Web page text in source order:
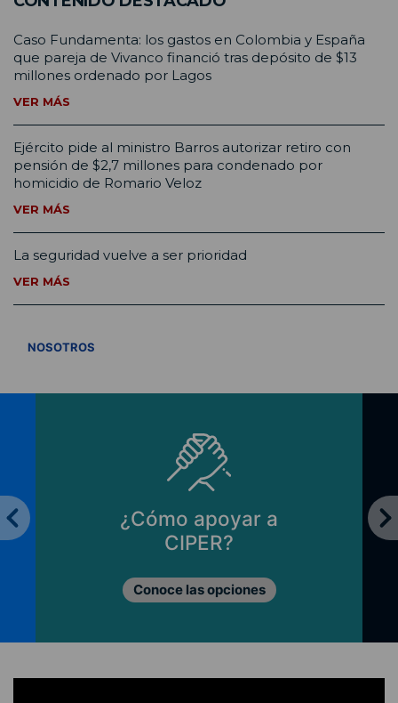
Caso Fundamenta: los gastos en Colombia y España
que pareja de Vivanco financió tras depósito de $13
millones ordenado por Lagos
VER MÁS
Ejército pide al ministro Barros autorizar retiro con
pensión de $2,7 millones para condenado por
homicidio de Romario Veloz
VER MÁS
La seguridad vuelve a ser prioridad
VER MÁS
NOSOTROS
¿Cómo apoyar a
CIPER?
Conoce las opciones